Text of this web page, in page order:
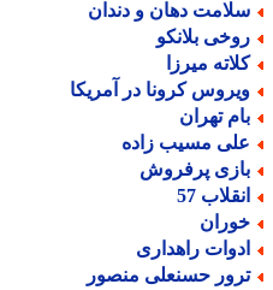
دهان و دندان
بلانکو
میرزا
کرونا در آمریکا
تهران
مسیب زاده
پرفروش
57
راهداری
حسنعلی منصور